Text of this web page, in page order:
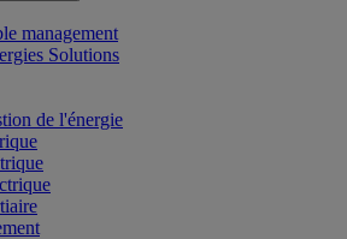
management
Solutions
de l'énergie